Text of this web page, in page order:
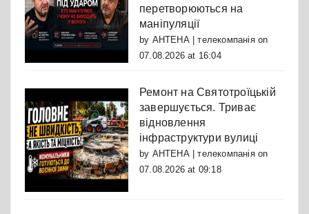
перетворюються на
маніпуляції
by АНТЕНА | телекомпаніяon
07.08.2026 at 16:04
Ремонт на Святотроїцькій
завершується. Триває
відновлення
інфраструктури вулиці
by АНТЕНА | телекомпаніяon
07.08.2026 at 09:18